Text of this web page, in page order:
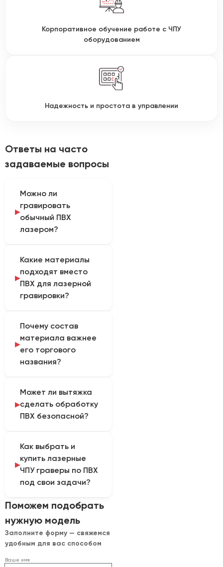
Корпоративное обучение работе с ЧПУ
оборудованием
Надежность и простота в управлении
Ответы на часто
задаваемые вопросы
Можно ли
гравировать
обычный ПВХ
лазером?
поливинилхлорид нельзя
обрабатывать лазером:
при нагреве
образуются вредные и
сопоставляют с
материалом, формой
изделия и
производственной
задачей.
Какие материалы
подходят вместо
ПВХ для лазерной
гравировки?
лазерные пластики без
хлора, акрил или
двухслойные
гравировальные
совместимостью.
Почему состав
материала важнее
его торгового
названия?
определяется
химическим составом, а
не внешним видом или
факторы включают в
технологическую карту
процесса.
Может ли вытяжка
сделать обработку
ПВХ безопасной?
делает ПВХ безопасным
для лазерной
обработки; необходимо
получить паспорт и
подтверждение
Как выбрать и
купить лазерные
ЧПУ граверы по ПВХ
под свои задачи?
Перед заказом следует
химический состав
материала, паспорт
безопасности,
требуемую операцию и
Поможем подобрать
нужную модель
Заполните форму — свяжемся
удобным для вас способом
Ваше имя